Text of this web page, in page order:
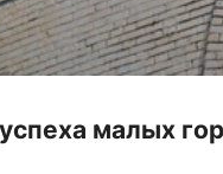
малых